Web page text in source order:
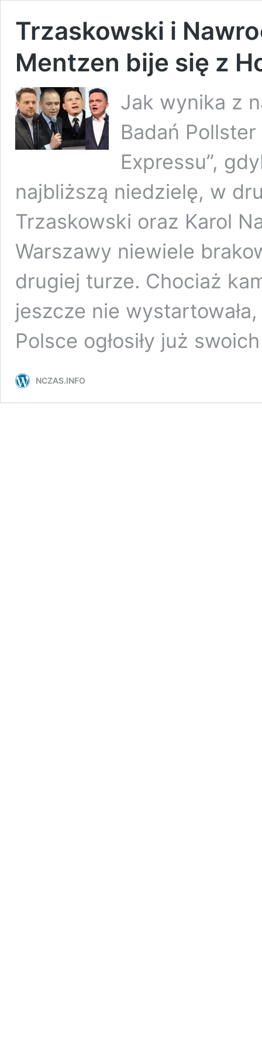
Trzaskowski i
Mentzen bije się z
Jak wynika z
Badań
Expressu”,
najbliższą niedzielę, w
Trzaskowski oraz Karol
Warszawy niewiele
drugiej turze. Chociaż
jeszcze nie
Polsce ogłosiły już
NCZAS.INFO